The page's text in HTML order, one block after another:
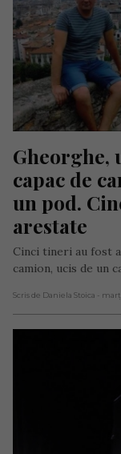
Gheorghe,
capac de
un pod.
arestate
Cinci tineri au fost
camion, ucis de un
Scris de Daniela Stoica -